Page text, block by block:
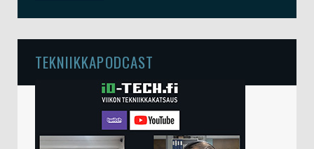
TEKNIIKKAPODCAST